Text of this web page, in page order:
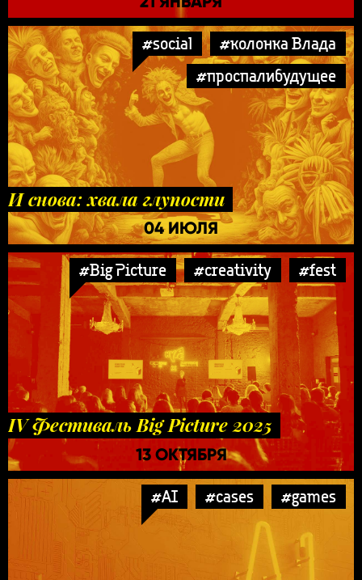
#social
#колонка Влада
#проспалибудущее
И снова: хвала глупости
04 ИЮЛЯ
#Big Picture #creativity #fest
IV Фестиваль Big Picture 2025
13 ОКТЯБРЯ
#AI #cases #games